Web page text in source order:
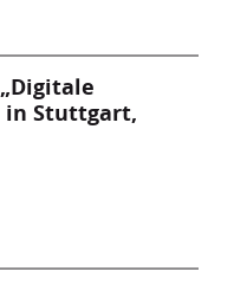
in Stuttgart,